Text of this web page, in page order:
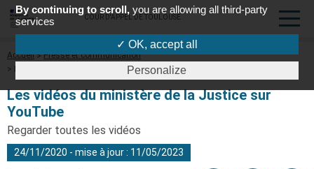
COUR D'APPEL DE TOULOUSE
Fil
d'Ariane
Accueil
Presse et communication
Les vidéos du ministère de la Justice sur YouTube
Les vidéos du ministère de la Justice sur
YouTube
Regarder toutes les vidéos
24/11/2020 - mise à jour : 11/05/2023
By continuing to scroll, you are allowing all third-party
services
✓ OK, accept all
Personalize